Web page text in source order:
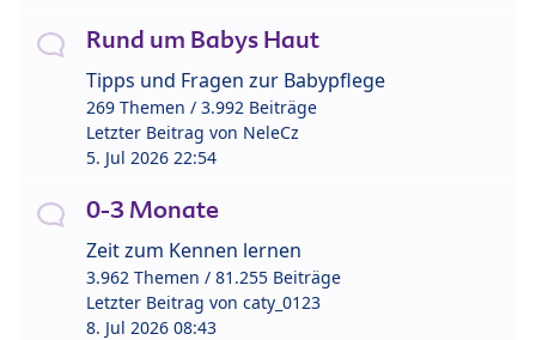
Rund um Babys Haut
Tipps und Fragen zur Babypflege
269 Themen / 3.992 Beiträge
Letzter Beitrag von NeleCz
5. Jul 2026 22:54
0-3 Monate
Zeit zum Kennen lernen
3.962 Themen / 81.255 Beiträge
Letzter Beitrag von caty_0123
8. Jul 2026 08:43